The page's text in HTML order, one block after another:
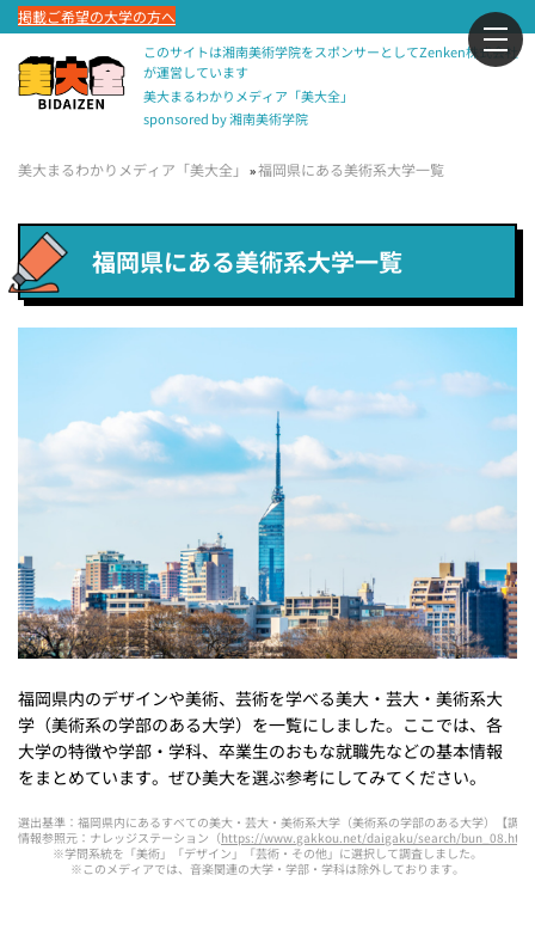
掲載ご希望の大学の方へ
このサイトは湘南美術学院をスポンサーとしてZenken株式会社
が運営しています
美大まるわかりメディア「美大全」
sponsored by 湘南美術学院
美大まるわかりメディア「美大全」 »福岡県にある美術系大学一覧
福岡県にある美術系大学一覧
福岡県内のデザインや美術、芸術を学べる美大・芸大・美術系大
学（美術系の学部のある大学）を一覧にしました。ここでは、各
大学の特徴や学部・学科、卒業生のおもな就職先などの基本情報
をまとめています。ぜひ美大を選ぶ参考にしてみてください。
選出基準：福岡県内にあるすべての美大・芸大・美術系大学（美術系の学部のある大学）【調
情報参照元：ナレッジステーション（https://www.gakkou.net/daigaku/search/bun_08.html
※学問系統を「美術」「デザイン」「芸術・その他」に選択して調査しました。
※このメディアでは、音楽関連の大学・学部・学科は除外しております。